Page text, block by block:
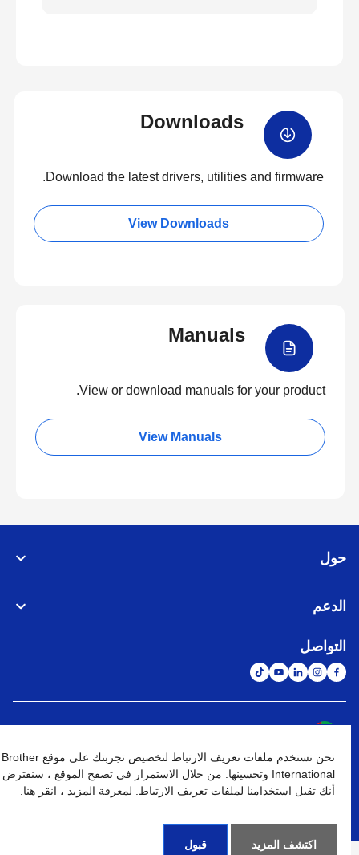
Downloads
Download the latest drivers, utilities and firmware.
View Downloads
Manuals
View or download manuals for your product.
View Manuals
حول
الدعم
التواصل
نهج الخصوصية شروط الإستخدام خريطة الموقع الإنتقال إلى الموقع العالمي
نحن نستخدم ملفات تعريف الارتباط لتخصيص تجربتك على موقع Brother
International وتحسينها. من خلال الاستمرار في تصفح الموقع ، سنفترض
أنك تقبل استخدامنا لملفات تعريف الارتباط. لمعرفة المزيد ، انقر هنا.
اكتشف المزيد قبول